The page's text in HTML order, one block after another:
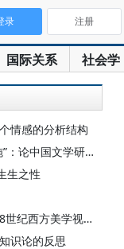
国际关系 社会学
录 注册
情感的分析结构
学研究与比较文学视
生之性
西方美学视域下的
识论的反思